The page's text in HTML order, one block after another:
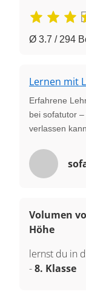
Ø 3.7 / 294
Lernen mit
Erfahrene
bei sofatutor
verlassen
Volumen
Höhe
lernst du in
-8. Klasse